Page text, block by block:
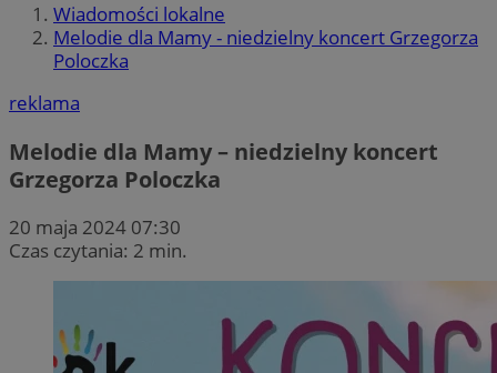
Wiadomości lokalne
Melodie dla Mamy - niedzielny koncert Grzegorza
Poloczka
reklama
Melodie dla Mamy – niedzielny koncert
Grzegorza Poloczka
20 maja 2024 07:30
Czas czytania: 2 min.